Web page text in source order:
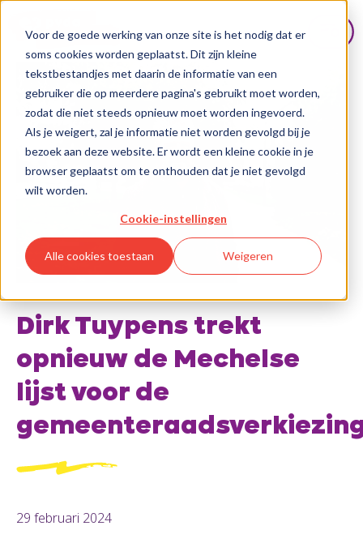
Voor de goede werking van onze site is het nodig dat er
soms cookies worden geplaatst. Dit zijn kleine
tekstbestandjes met daarin de informatie van een
gebruiker die op meerdere pagina's gebruikt moet worden,
zodat die niet steeds opnieuw moet worden ingevoerd.
Als je weigert, zal je informatie niet worden gevolgd bij je
bezoek aan deze website. Er wordt een kleine cookie in je
browser geplaatst om te onthouden dat je niet gevolgd
wilt worden.
Cookie-instellingen
Alle cookies toestaan Weigeren
Dirk Tuypens trekt
opnieuw de Mechelse
lijst voor de
29 februari 2024